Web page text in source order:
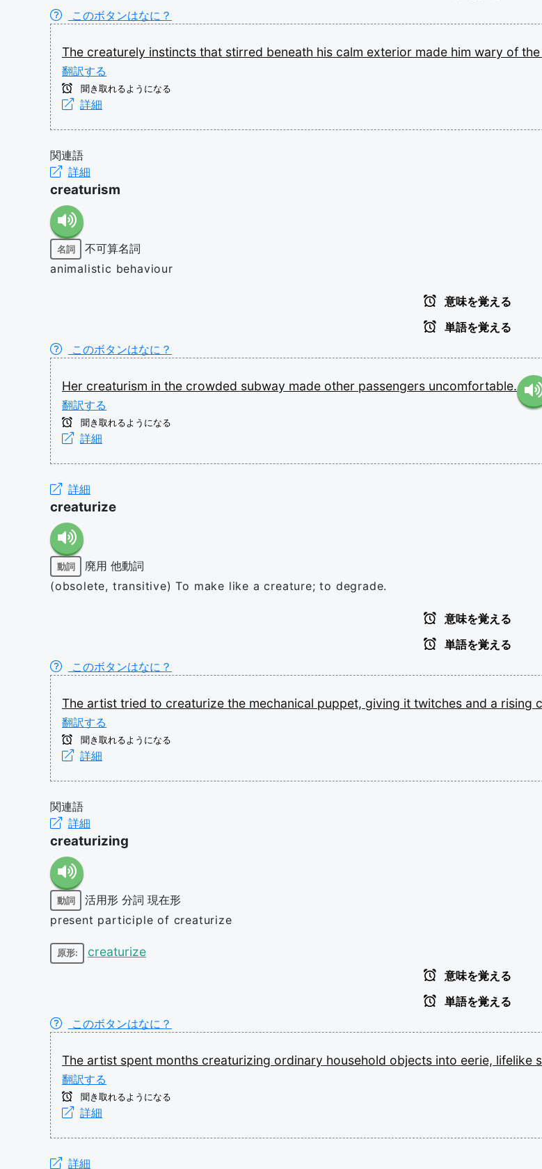
このボタンはなに？
The creaturely instincts that stirred beneath his calm exterior made him wary of the
翻訳する
聞き取れるようになる
詳細
関連語
詳細
creaturism
名詞
不可算名詞
animalistic behaviour
意味を覚える
単語を覚える
このボタンはなに？
Her creaturism in the crowded subway made other passengers uncomfortable.
翻訳する
聞き取れるようになる
詳細
詳細
creaturize
動詞 廃用 他動詞
(obsolete, transitive) To make like a creature; to degrade.
意味を覚える
単語を覚える
このボタンはなに？
The artist tried to creaturize the mechanical puppet, giving it twitches and a rising
翻訳する
聞き取れるようになる
詳細
関連語
詳細
creaturizing
動詞 活用形 分詞 現在形
present participle of creaturize
原形: creaturize
意味を覚える
単語を覚える
このボタンはなに？
The artist spent months creaturizing ordinary household objects into eerie, lifelike
翻訳する
聞き取れるようになる
詳細
詳細